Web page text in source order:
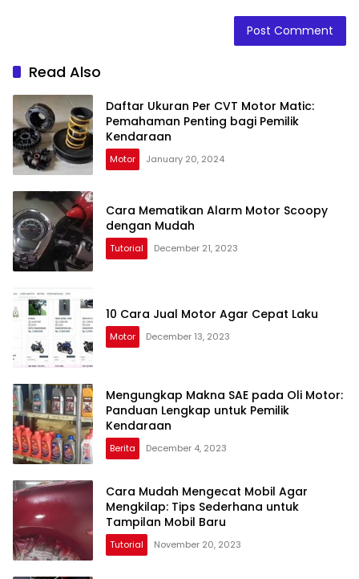
Read Also
Daftar Ukuran Per CVT Motor Matic:
Pemahaman Penting bagi Pemilik
Kendaraan
Motor January 20, 2024
Cara Mematikan Alarm Motor Scoopy
dengan Mudah
Tutorial December 21, 2023
10 Cara Jual Motor Agar Cepat Laku
Motor December 13, 2023
Mengungkap Makna SAE pada Oli Motor:
Panduan Lengkap untuk Pemilik
Kendaraan
Berita December 4, 2023
Cara Mudah Mengecat Mobil Agar
Mengkilap: Tips Sederhana untuk
Tampilan Mobil Baru
Tutorial November 20, 2023